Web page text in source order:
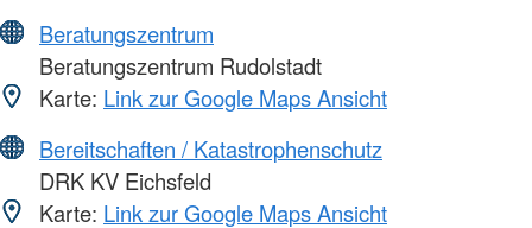
Beratungszentrum
Beratungszentrum Rudolstadt
Karte: Link zur Google Maps Ansicht
Bereitschaften / Katastrophenschutz
DRK KV Eichsfeld
Karte: Link zur Google Maps Ansicht